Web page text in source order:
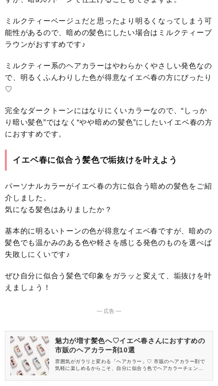
ミルクティーベージュだと思ったより明るくなってしまう可
能性があるので、暗めの髪色にしたい場合はミルクティーブ
ラウンがおすすめです♪
ミルクティー系のヘアカラーはやわらかくやさしい発色なの
で、明るくふんわりした色が得意なイエベ春の方にぴったり
♡
完全なダークトーンにはなりにくいカラーなので、“しっか
り暗い髪色”ではなく“やや暗めの髪色”にしたいイエベ春の方
におすすめです。
イエベ春に似合う髪色で垢抜けを叶えよう
パーソナルカラーがイエベ春の方に似合う暗めの髪色をご紹
介しました。
気になる髪色はありましたか？
基本的に明るいトーンの色が得意なイエベ春ですが、暗めの
髪色でも温かみのある色や軽さを感じる発色のものを選べば
失敗しにくいです♪
ぜひ自分に似合う髪色で印象をガラッと変えて、垢抜けを叶
えましょう！
― 広告 ―
魅力が増す髪色へ♡イエベ春さんにおすすめの
市販のヘアカラー剤10選
雰囲気がガラリと変わる「ヘアカラー」♡ 市販のヘアカラー剤で
気軽に楽しめるからこそ、自分に似合う色でヘアカラーチェンジ
ベ春さんにおすすめの市販のヘアカラーをご紹介します。